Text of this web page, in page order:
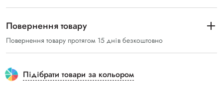
Повернення товару
Повернення товару протягом 15 днів безкоштовно
Підібрати товари за кольором